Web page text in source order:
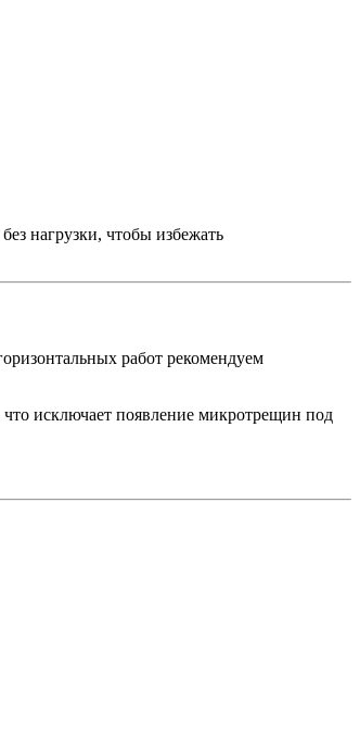
нагрузки, чтобы избежать
работ рекомендуем
исключает появление микротрещин под